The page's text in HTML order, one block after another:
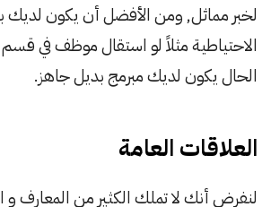
لخبر مماثل, ومن الأفضل أن يكون لديك
الاحتياطية مثلاً لو استقال موظف في قسم
الحال يكون لديك مبرمج بديل جاهز.
العلاقات العامة
لنفرض أنك لا تملك الكثير من المعارف